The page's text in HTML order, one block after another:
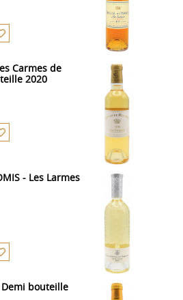
Carmes de
2020
- Les Larmes
bouteille